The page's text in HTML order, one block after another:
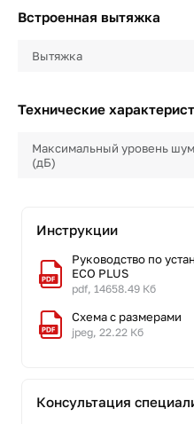
Встроенная вытяжка
Вытяжка
Технические
Максимальный уровень
(дБ)
Инструкции
Руководство по
ECO PLUS
pdf, 14658.49 Кб
Схема с размерами
jpeg, 22.22 Кб
Консультация